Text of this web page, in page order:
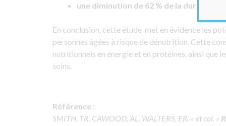
une diminution de 62 % de la durée
En conclusion, cette étude met en évidence les
personnes âgées à risque de dénutrition. Cette
nutritionnels en énergie et en protéines, ainsi que
soins.
Référence :
SMITH, TR. CAWOOD, AL. WALTERS, ER. « et col. »